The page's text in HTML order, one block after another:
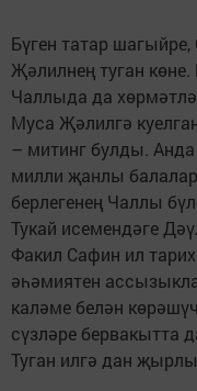
Бүген татар
Җәлилнең туган
Чаллыда да
Муса Җәлилгә
– митинг булды.
милли җанлы
берлегенең Чаллы
Тукай исемендәге
Факил Сафин ил
әһәмиятен
каләме белән
сүзләре бервакытта
Туган илгә дан